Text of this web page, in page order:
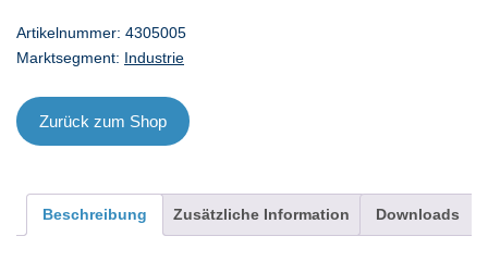
Menge
Artikelnummer: 4305005
Marktsegment: Industrie
Zurück zum Shop
Beschreibung Zusätzliche Information Downloads